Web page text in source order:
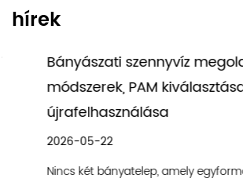
hírek
Bányászati szennyvíz
módszerek, PAM kiválasztása és
újrafelhasználása
2026-05-22
Nincs két bányatelep, amely egyforma